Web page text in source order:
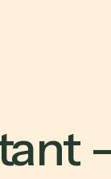
ant